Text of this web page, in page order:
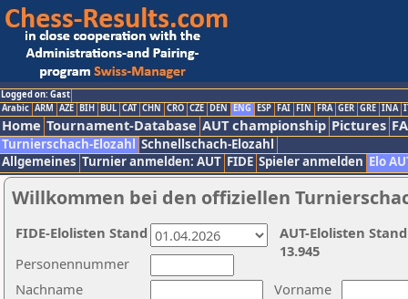
Logged on: Gast
Arabic ARM AZE BIH BUL CAT CHN CRO CZE DEN ENG ESP FAI FIN FRA GER GRE INA
Home Tournament-Database AUT championship Pictures
Turnierschach-Elozahl Schnellschach-Elozahl
Allgemeines Turnier anmelden: AUT FIDE Spieler anmelden Elo
Willkommen bei den offiziellen
Nachname
Vorname
Personennummer
AUT-Elolisten
13.945
FIDE-Elolisten Stand